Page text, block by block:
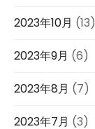
2023年10月 (13)
2023年9月 (6)
2023年8月 (7)
2023年7月 (3)